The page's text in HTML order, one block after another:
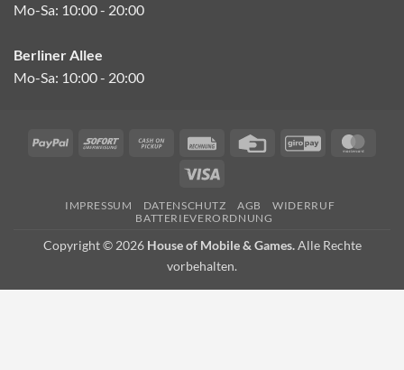
Mo-Sa: 10:00 - 20:00
Berliner Allee
Mo-Sa: 10:00 - 20:00
PayPal Sofort
Cash
Pickup
Rechung
Credit
GiroPay
IMPRESSUM DATENSCHUTZ AGB
WIDERRUF
BATTERIEVERORDNUNG
Copyright © 2026 House of Mobile & Games.Alle Rechte
vorbehalten.